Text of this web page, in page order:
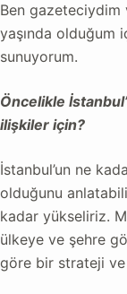
Ben
yaşında olduğum
sunuyorum.
Öncelikle
ilişkiler için?
İstanbul’un ne
olduğunu
kadar yükseliriz.
ülkeye ve şehre
göre bir strateji ve